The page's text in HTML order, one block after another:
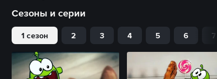
Сезоны и серии
1 сезон 2 3 4 5 6 7